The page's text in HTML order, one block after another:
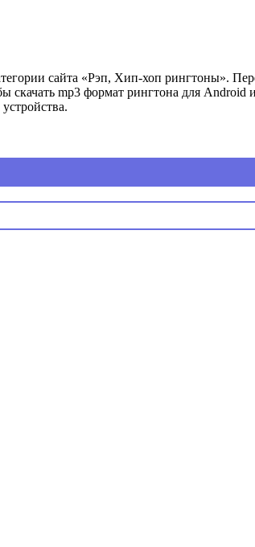
сайта «Рэп, Хип-хоп рингтоны».
mp3 формат рингтона для Android